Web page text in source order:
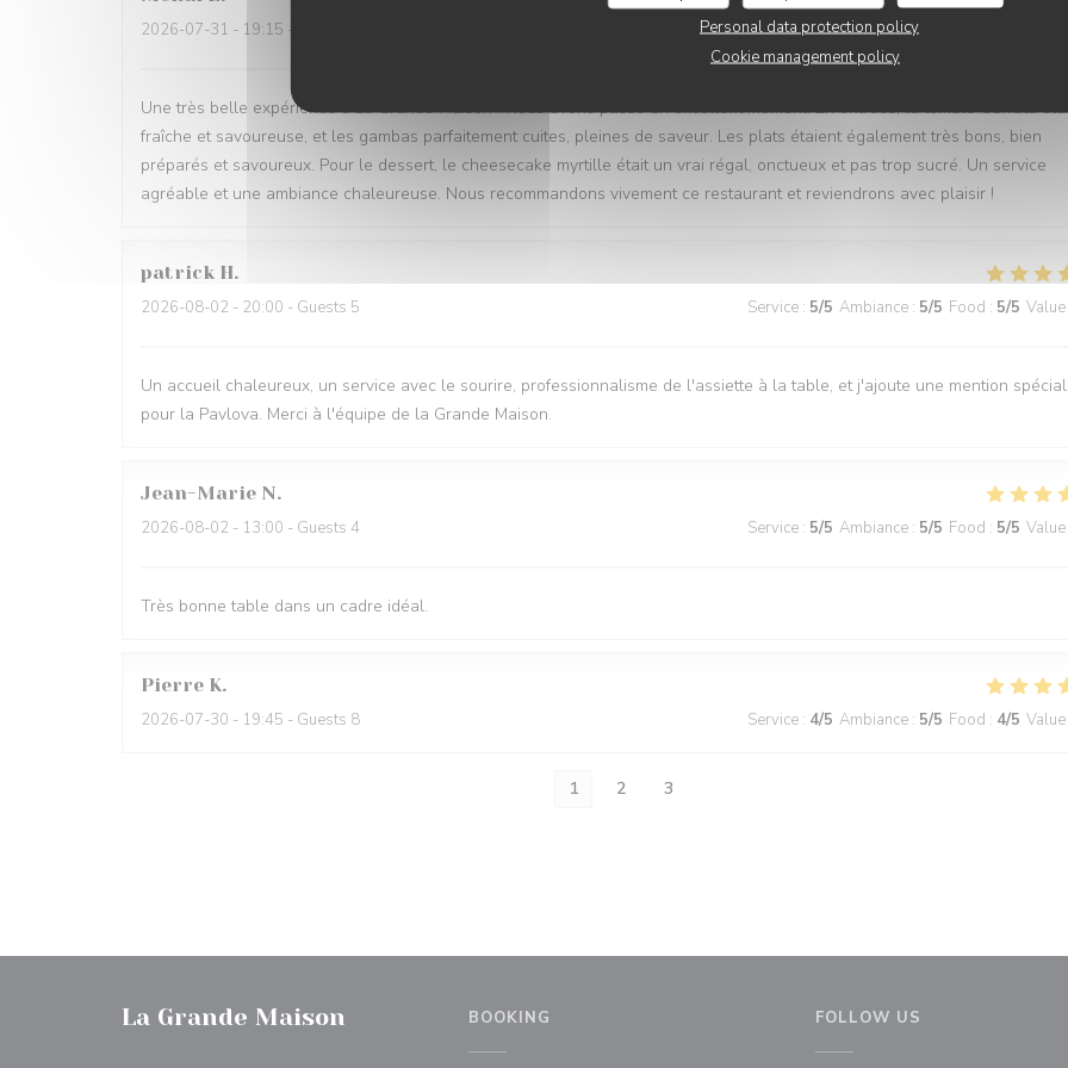
Personal data protection policy
Cookie management policy
2026-07-31 - 19:15 - Guests 2 Service:4/5 Ambiance:
Une très belle expérience à La Grande Maison ! Nous avons passé un excellent moment. En entrées, la tomate-burrata
fraîche et savoureuse, et les gambas parfaitement cuites, pleines de saveur. Les plats étaient également très bons, bien
préparés et savoureux. Pour le dessert, le cheesecake myrtille était un vrai régal, onctueux et pas trop sucré. Un service
agréable et une ambiance chaleureuse. Nous recommandons vivement ce restaurant et reviendrons avec plaisir !
patrick H
2026-08-02 - 20:00 - Guests 5 Service : 5/5 Ambiance : 5/5 Food : 5/5 Value
Un accueil chaleureux, un service avec le sourire, professionnalisme de l'assiette à la table, et j'ajoute une mention
pour la Pavlova. Merci à l'équipe de la Grande Maison.
Jean-Marie N
2026-08-02 - 13:00 - Guests 4 Service : 5/5 Ambiance : 5/5 Food : 5/5 Value
Très bonne table dans un cadre idéal.
Pierre K
2026-07-30 - 19:45 - Guests 8 Service : 4/5 Ambiance : 5/5 Food : 4/5 Value
1 2 3
La Grande Maison BOOKING FOLLOW US